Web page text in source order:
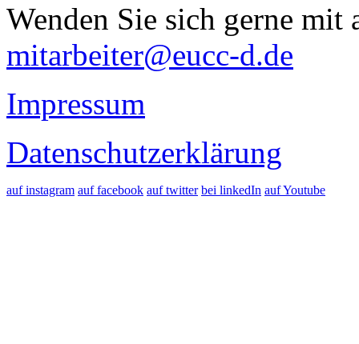
Wenden Sie sich gerne mit
mitarbeiter@eucc-d.de
Impressum
Datenschutzerklärung
auf instagram auf facebook auf twitter bei linkedIn auf Youtube